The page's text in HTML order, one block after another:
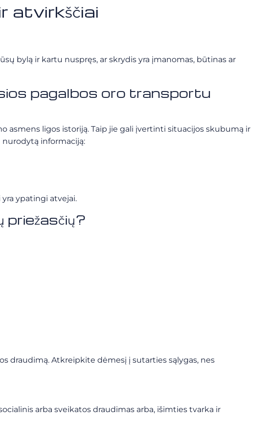
atvirkščiai
bylą ir kartu nuspręs, ar skrydis yra įmanomas, būtinas ar
pagalbos oro transportu
asmens ligos istoriją. Taip jie gali įvertinti situacijos skubumą ir
informaciją:
ypatingi atvejai.
draudimą. Atkreipkite dėmesį į sutarties sąlygas, nes
arba sveikatos draudimas arba, išimties tvarka ir